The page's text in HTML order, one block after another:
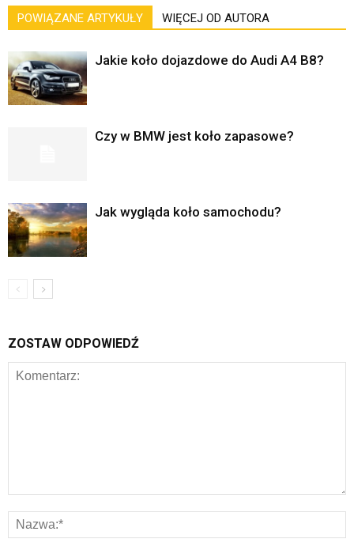
POWIĄZANE ARTYKUŁY WIĘCEJ OD AUTORA
Jakie koło dojazdowe do Audi A4 B8?
Czy w BMW jest koło zapasowe?
Jak wygląda koło samochodu?
ZOSTAW ODPOWIEDŹ